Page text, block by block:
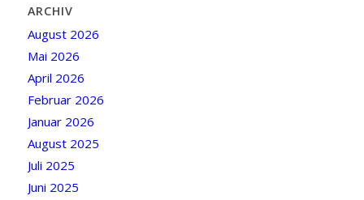
ARCHIV
August 2026
Mai 2026
April 2026
Februar 2026
Januar 2026
August 2025
Juli 2025
Juni 2025